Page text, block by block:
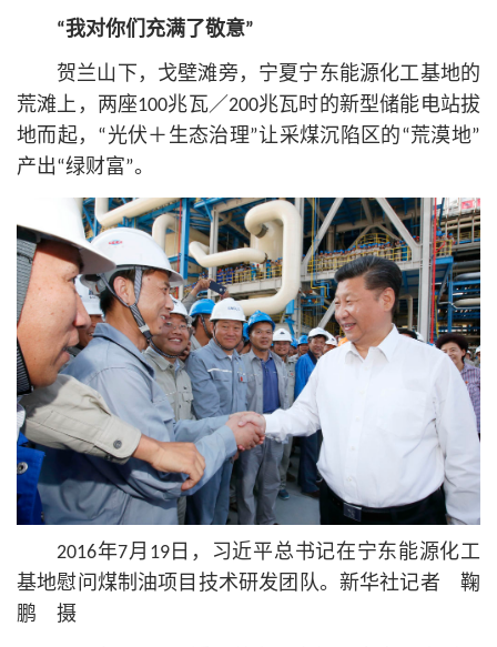
“我对你们充满了敬意”
贺兰山下，戈壁滩旁，宁夏宁东能源化工基地的
荒滩上，两座100兆瓦／200兆瓦时的新型储能电站拔
地而起，“光伏＋生态治理”让采煤沉陷区的“荒漠地”
产出“绿财富”。
2016年7月19日，习近平总书记在宁东能源化工
基地慰问煤制油项目技术研发团队。新华社记者 鞠
鹏 摄